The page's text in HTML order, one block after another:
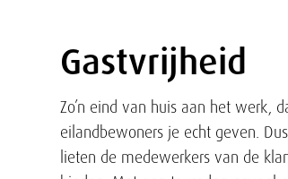
Tekst
Gastvrijheid
Zo’n eind van huis aan het werk,
eilandbewoners je echt geven.
lieten de medewerkers van de